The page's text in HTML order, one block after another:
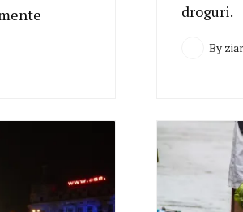
droguri.
By ziar